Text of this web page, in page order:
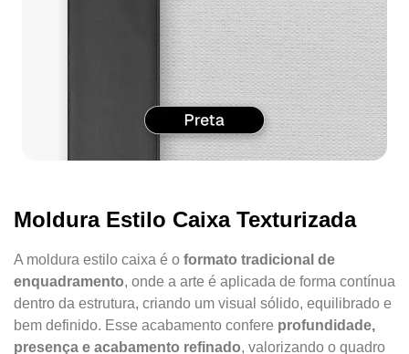
Moldura Estilo Caixa Texturizada
A moldura estilo caixa é o formato tradicional de
enquadramento, onde a arte é aplicada de forma contínua
dentro da estrutura, criando um visual sólido, equilibrado e
bem definido. Esse acabamento confere profundidade,
presença e acabamento refinado, valorizando o quadro